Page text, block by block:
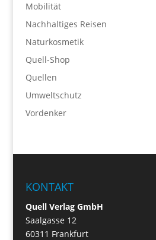
Mobilität
Nachhaltiges Reisen
Naturkosmetik
Quell-Shop
Quellen
Umweltschutz
Vordenker
KONTAKT
Quell Verlag GmbH
Saalgasse 12
60311 Frankfurt